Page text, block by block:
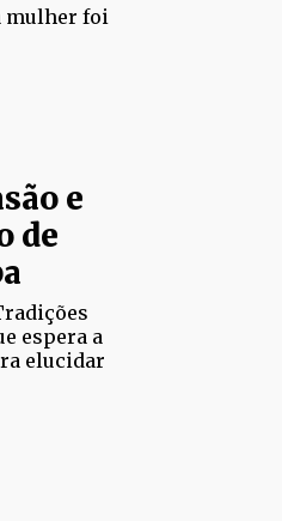
mulher foi
e
de
espera a
elucidar